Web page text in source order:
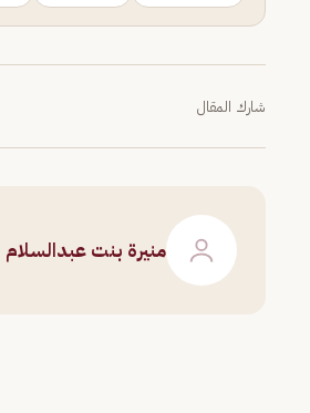
شارك المقال
منيرة بنت عبدالسلام